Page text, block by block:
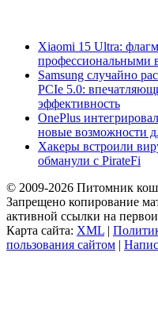
Xiaomi 15 Ultra:
профессиональными
Samsung случайно
PCIe 5.0:
эффективность
OnePlus
новые возможности
Хакеры встроили
обманули с PirateFi
© 2009-2026 Питомник
Запрещено копирование
активной ссылки на
Карта сайта: XML |
пользования сайтом |